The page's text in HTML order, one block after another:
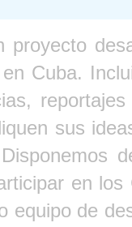
proyecto
Cuba.
sus
en
equipo de